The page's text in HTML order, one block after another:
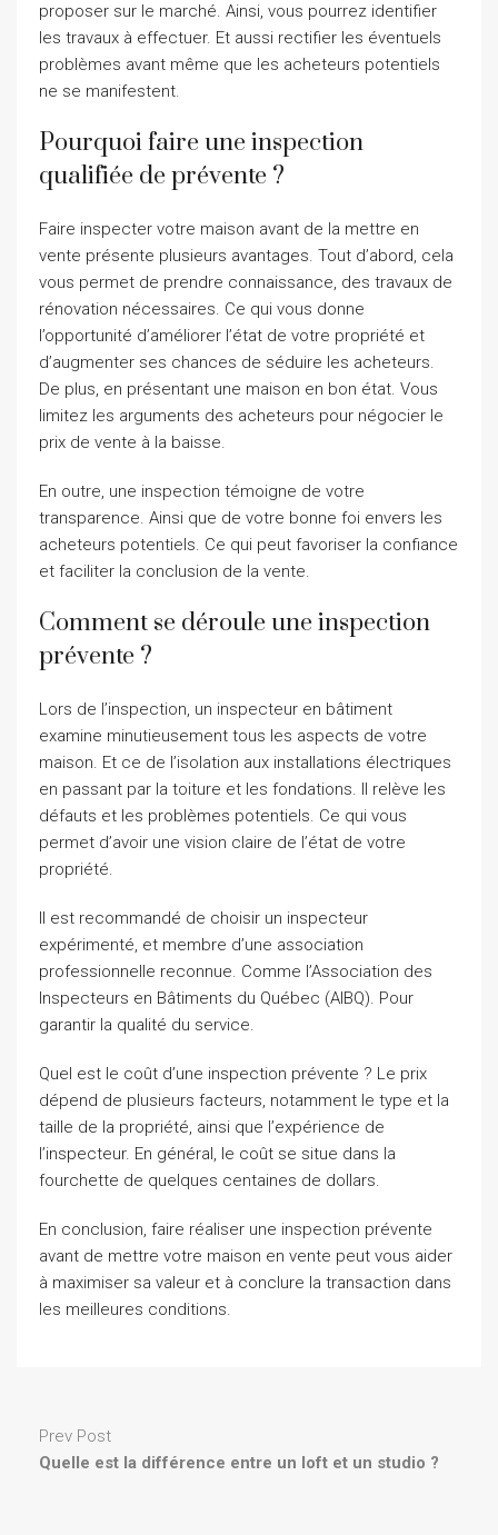
proposer sur le marché. Ainsi, vous pourrez identifier
les travaux à effectuer. Et aussi rectifier les éventuels
problèmes avant même que les acheteurs potentiels
ne se manifestent.
Pourquoi faire une inspection
qualifiée de prévente ?
Faire inspecter votre maison avant de la mettre en
vente présente plusieurs avantages. Tout d’abord, cela
vous permet de prendre connaissance, des travaux de
rénovation nécessaires. Ce qui vous donne
l’opportunité d’améliorer l’état de votre propriété et
d’augmenter ses chances de séduire les acheteurs.
De plus, en présentant une maison en bon état. Vous
limitez les arguments des acheteurs pour négocier le
prix de vente à la baisse.
En outre, une inspection témoigne de votre
transparence. Ainsi que de votre bonne foi envers les
acheteurs potentiels. Ce qui peut favoriser la confiance
et faciliter la conclusion de la vente.
Comment se déroule une inspection
prévente ?
Lors de l’inspection, un inspecteur en bâtiment
examine minutieusement tous les aspects de votre
maison. Et ce de l’isolation aux installations électriques
en passant par la toiture et les fondations. Il relève les
défauts et les problèmes potentiels. Ce qui vous
permet d’avoir une vision claire de l’état de votre
propriété.
Il est recommandé de choisir un inspecteur
expérimenté, et membre d’une association
professionnelle reconnue. Comme l’Association des
Inspecteurs en Bâtiments du Québec (AIBQ). Pour
garantir la qualité du service.
Quel est le coût d’une inspection prévente ? Le prix
dépend de plusieurs facteurs, notamment le type et la
taille de la propriété, ainsi que l’expérience de
l’inspecteur. En général, le coût se situe dans la
fourchette de quelques centaines de dollars.
En conclusion, faire réaliser une inspection prévente
avant de mettre votre maison en vente peut vous aider
à maximiser sa valeur et à conclure la transaction dans
les meilleures conditions.
Prev Post
Quelle est la différence entre un loft et un studio ?